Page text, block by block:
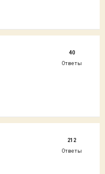
40
Ответы
212
Ответы